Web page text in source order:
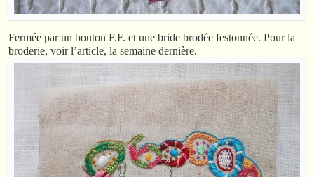
Fermée par un bouton F.F. et une bride brodée festonnée. Pour la
broderie, voir l’article, la semaine dernière.